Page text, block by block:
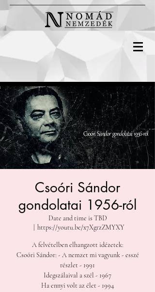
Csoóri Sándor
gondolatai 1956-ról
Date and time is TBD
https://youtu.be/x7XgrzZMYXY
A felvételben elhangzott idézetek:
Csoóri Sándor: - A nemzet mi vagyunk - esszé
részlet - 1991
Idegszálaival a szél - 1967
Ha ennyi volt az élet - 1994